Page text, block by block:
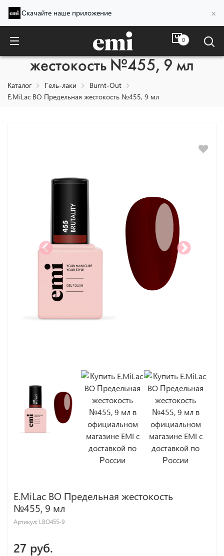
Скачайте наше приложение ×
0
E.MiLac BO Предельная
жестокость №455, 9 мл
Каталог Гель-лаки
Burnt-Out
E.MiLac BO Предельная жестокость №455, 9 мл
E.MiLac BO Предельная жестокость
№455, 9 мл
Артикул: LBO455-9
27 руб.